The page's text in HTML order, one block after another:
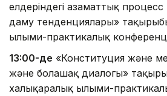
елдеріндегі азаматтық процесс
даму тенденциялары»
ғылыми-практикалық
13:00-де «Конституция және
және болашақ диалогы»
халықаралық ғылыми-